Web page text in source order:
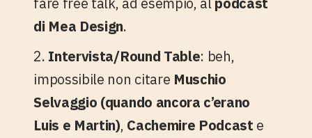
di Mea Design.
2. Intervista/Round Table: beh,
impossibile non citare Muschio
Selvaggio (quando ancora c’erano
Luis e Martin), Cachemire Podcast e